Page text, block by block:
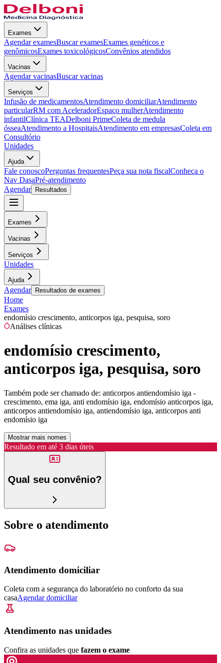
Exames
Agendar examesBuscar examesExames genéticos e
genômicosExames toxicológicosConvênios atendidos
Vacinas
Agendar vacinasBuscar vacinas
Serviços
Infusão de medicamentosAtendimento domiciliarAtendimento
particularRM com AceleradorEspaço mulherAtendimento
infantilClínica TEADelboni PrimeColeta de medula
ósseaAtendimento a HospitaisAtendimento em empresasColeta em
Consultório
Unidades
Ajuda
Fale conoscoPerguntas frequentesPeça sua nota fiscalConheça o
Nav DasaPré-atendimento
Agendar
Resultados
Exames
Vacinas
Serviços
Unidades
Ajuda
Agendar Resultados de exames
Home
Exames
endomísio crescimento, anticorpos iga, pesquisa, soro
Análises clínicas
endomísio crescimento,
anticorpos iga, pesquisa, soro
Também pode ser chamado de: anticorpos antiendomísio iga -
crescimento, ema iga, anti endomísio iga, endomísio anticorpos iga,
anticorpos antiendomísio iga, antiendomísio iga, anticorpos anti
endomísio iga
Mostrar mais nomes
Resultado em até 3 dias úteis
Qual seu convênio?
Sobre o atendimento
Atendimento domiciliar
Coleta com a segurança do laboratório no conforto da sua
casaAgendar domiciliar
Atendimento nas unidades
Confira as unidades que fazem o exame